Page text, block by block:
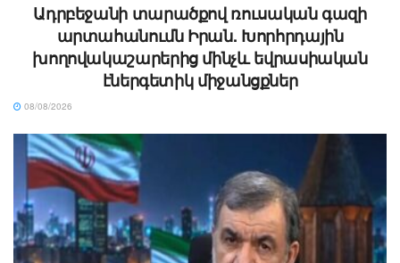
Ադրբեջանի տարածքով ռուսական գազի
արտահանումն Իրան. Խորհրդային
խողովակաշարերից մինչև եվրասիական
էներգետիկ միջանցքներ
08/08/2026